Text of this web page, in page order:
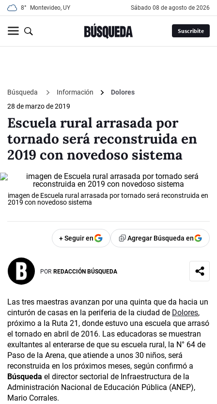
8° Montevideo, UY sábado 08 de agosto de 2026
Suscribite
Búsqueda Información
Dolores
28 de marzo de 2019
Escuela rural arrasada por
tornado será reconstruida en
2019 con novedoso sistema
imagen de Escuela rural arrasada por tornado será reconstruida en
2019 con novedoso sistema
+ Seguir en Agregar Búsqueda en
POR REDACCIÓN BÚSQUEDA
Las tres maestras avanzan por una quinta que da hacia un
cinturón de casas en la periferia de la ciudad de Dolores,
próximo a la Ruta 21, donde estuvo una escuela que arrasó
el tornado en abril de 2016. Las educadoras se muestran
exultantes al enterarse de que su escuela rural, la N° 64 de
Paso de la Arena, que atiende a unos 30 niños, será
reconstruida en los próximos meses, según confirmó a
Búsqueda el director sectorial de Infraestructura de la
Administración Nacional de Educación Pública (ANEP),
Mario Corrales.